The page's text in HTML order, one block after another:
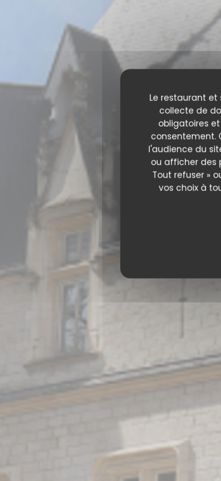
Le restaurant et
collecte de
obligatoires
consentement.
l'audience du
ou afficher des
Tout refuser »
vos choix à
RESTAURANT